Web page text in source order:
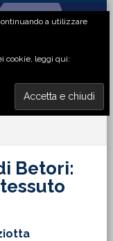
Betori:
a utilizzare
cookie, leggi qui: